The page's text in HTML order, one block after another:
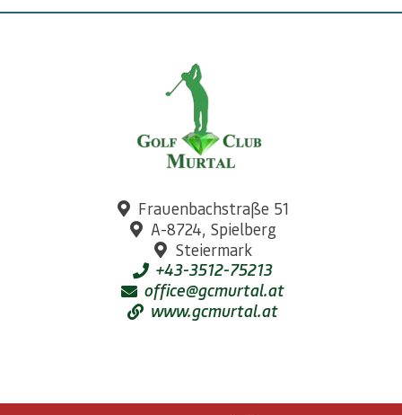
Frauenbachstraße 51
A-8724, Spielberg
Steiermark
+43-3512-75213
office@gcmurtal.at
www.gcmurtal.at